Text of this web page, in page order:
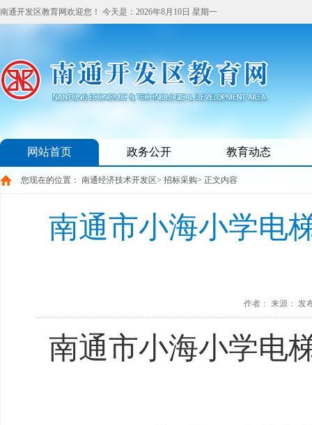
南通开发区教育网欢迎您！ 今天是： 2026年8月10日 星期一
网站首页 政务公开 教育动态
您现在的位置： 南通经济技术开发区> 招标采购> 正文内容
南通市小海小学电
作者： 来源： 发
南通市小海小学电